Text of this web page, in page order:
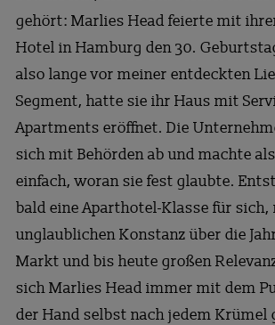
gehört: Marlies Head feierte mit
Hotel in Hamburg den 30.
also lange vor meiner entdeckten
Segment, hatte sie ihr Haus mit
Apartments eröffnet. Die
sich mit Behörden ab und machte
einfach, woran sie fest glaubte.
bald eine Aparthotel-Klasse für
unglaublichen Konstanz über die
Markt und bis heute großen
sich Marlies Head immer mit dem
der Hand selbst nach jedem Krümel